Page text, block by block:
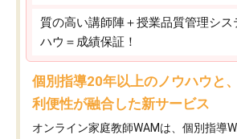
質の高い講師陣＋授業品質管理シス
ハウ＝成績保証！
個別指導20年以上のノウハウと
利便性が融合した新サービス
オンライン家庭教師WAMは、個別指導